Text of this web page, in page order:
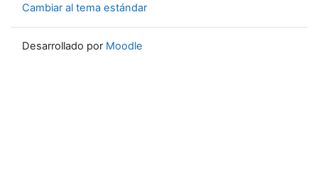
Cambiar al tema estándar
Desarrollado por Moodle